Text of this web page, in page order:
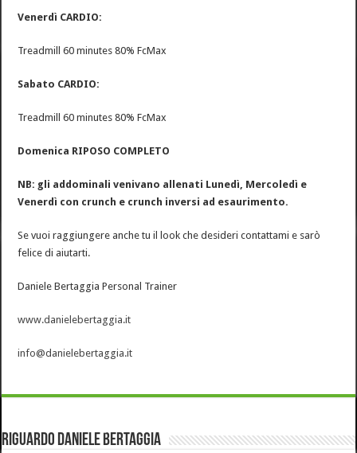
Venerdì CARDIO:
Treadmill 60 minutes 80% FcMax
Sabato CARDIO:
Treadmill 60 minutes 80% FcMax
Domenica RIPOSO COMPLETO
NB: gli addominali venivano allenati Lunedì, Mercoledì e
Venerdì con crunch e crunch inversi ad esaurimento.
Se vuoi raggiungere anche tu il look che desideri contattami e sarò
felice di aiutarti.
Daniele Bertaggia Personal Trainer
www.danielebertaggia.it
info@danielebertaggia.it
Riguardo Daniele Bertaggia